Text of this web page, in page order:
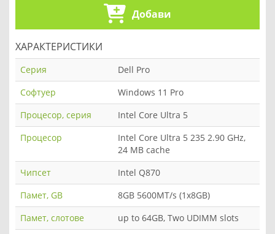
Добави
ХАРАКТЕРИСТИКИ
Серия
Dell Pro
Софтуер
Windows 11 Pro
Процесор, серия
Intel Core Ultra 5
Процесор
Intel Core Ultra 5 235 2.90 GHz,
24 MB cache
Чипсет
Intel Q870
Памет, GB
8GB 5600MT/s (1x8GB)
Памет, слотове
up to 64GB, Two UDIMM slots